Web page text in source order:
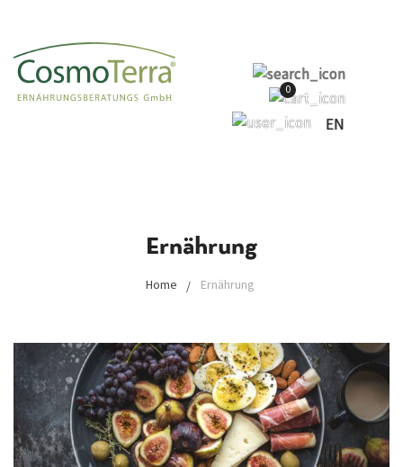
0
EN
Ernährung
Home Ernährung